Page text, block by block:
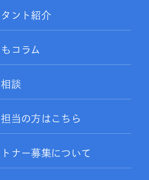
ント紹介
コラム
談
当の方はこちら
ナー募集について